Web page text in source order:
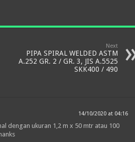
Next
PIPA SPIRAL WELDED ASTM
A.252 GR. 2 / GR. 3, JIS A.5525
SKK400 / 490
14/10/2020 at 04:16
dengan ukuran 1,2 m x 50 mtr atau 100